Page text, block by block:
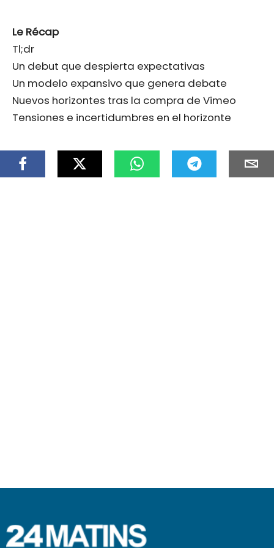
Le Récap
Tl;dr
Un debut que despierta expectativas
Un modelo expansivo que genera debate
Nuevos horizontes tras la compra de Vimeo
Tensiones e incertidumbres en el horizonte